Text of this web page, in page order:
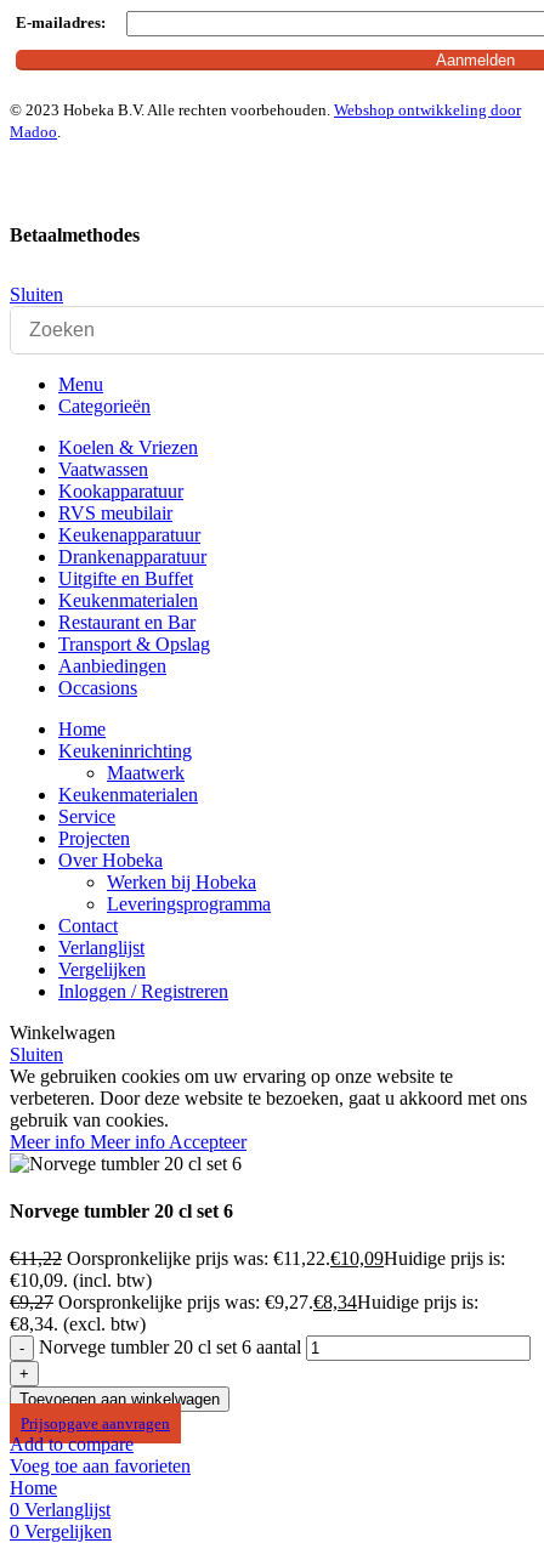
E-mailadres:
© 2023 Hobeka B.V. Alle rechten voorbehouden. Webshop ontwikkeling door
Madoo.
Betaalmethodes
Sluiten
Menu
Categorieën
Koelen & Vriezen
Vaatwassen
Kookapparatuur
RVS meubilair
Keukenapparatuur
Drankenapparatuur
Uitgifte en Buffet
Keukenmaterialen
Restaurant en Bar
Transport & Opslag
Aanbiedingen
Occasions
Home
Keukeninrichting
Maatwerk
Keukenmaterialen
Service
Projecten
Over Hobeka
Werken bij Hobeka
Leveringsprogramma
Contact
Verlanglijst
Vergelijken
Inloggen / Registreren
Winkelwagen
Sluiten
We gebruiken cookies om uw ervaring op onze website te
verbeteren. Door deze website te bezoeken, gaat u akkoord met ons
gebruik van cookies.
Meer info Meer info Accepteer
Norvege tumbler 20 cl set 6
€11,22 Oorspronkelijke prijs was: €11,22.€10,09Huidige prijs is:
€10,09. (incl. btw)
€9,27 Oorspronkelijke prijs was: €9,27.€8,34Huidige prijs is:
€8,34. (excl. btw)
Norvege tumbler 20 cl set 6 aantal
Toevoegen aan winkelwagen
Prijsopgave aanvragen
Add to compare
Voeg toe aan favorieten
Home
0 Verlanglijst
0 Vergelijken